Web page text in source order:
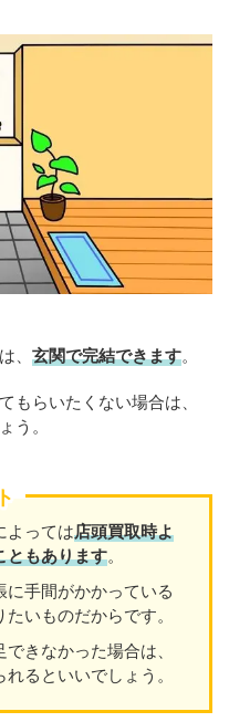
、 玄関で完結できます。
もらいたくない場合は、
う。
よっては店頭買取時よ
ともあります。
手間がかかっている
いものだからです。
きなかった場合は、
るといいでしょう。